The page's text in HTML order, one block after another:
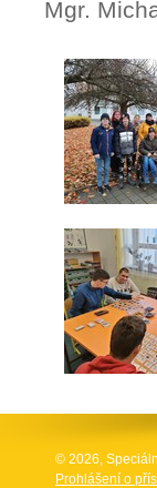
Mgr.
© 2026,
Prohlášení o